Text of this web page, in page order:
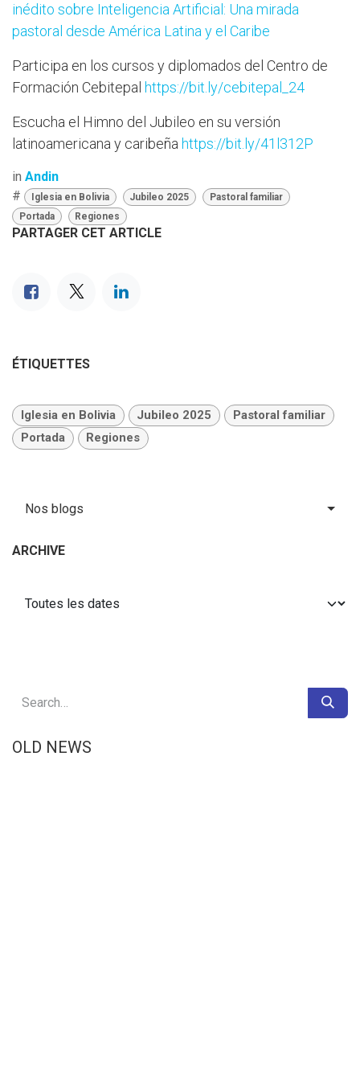
inédito sobre Inteligencia Artificial: Una mirada
pastoral desde América Latina y el Caribe
Participa en los cursos y diplomados del Centro de
Formación Cebitepal https://bit.ly/cebitepal_24
Escucha el Himno del Jubileo en su versión
latinoamericana y caribeña https://bit.ly/41l312P
in Andin
#
Iglesia en Bolivia Jubileo 2025
Pastoral familiar
Portada
Regiones
PARTAGER CET ARTICLE
ÉTIQUETTES
Iglesia en Bolivia Jubileo 2025
Pastoral familiar
Portada
Regiones
Nos blogs
ARCHIVE
OLD NEWS